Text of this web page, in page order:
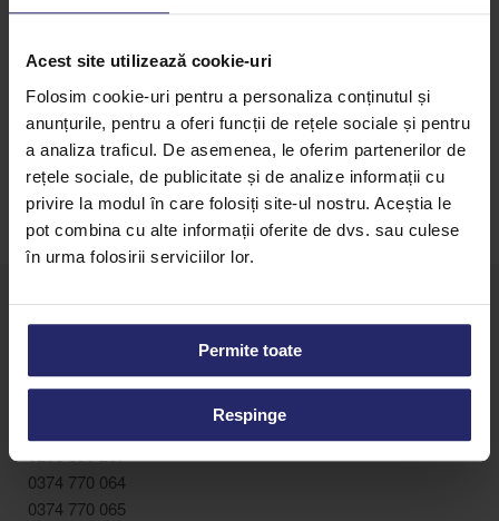
Acest site utilizează cookie-uri
Folosim cookie-uri pentru a personaliza conținutul și
anunțurile, pentru a oferi funcții de rețele sociale și pentru
a analiza traficul. De asemenea, le oferim partenerilor de
rețele sociale, de publicitate și de analize informații cu
privire la modul în care folosiți site-ul nostru. Aceștia le
pot combina cu alte informații oferite de dvs. sau culese
în urma folosirii serviciilor lor.
Permite toate
Respinge
Topping-uri de fructe
capsuni, caise, ananas, coacaze negre.
Strada Buziașului 36J, Lugoj 305500
0256 350 267
0374 770 064
0374 770 065